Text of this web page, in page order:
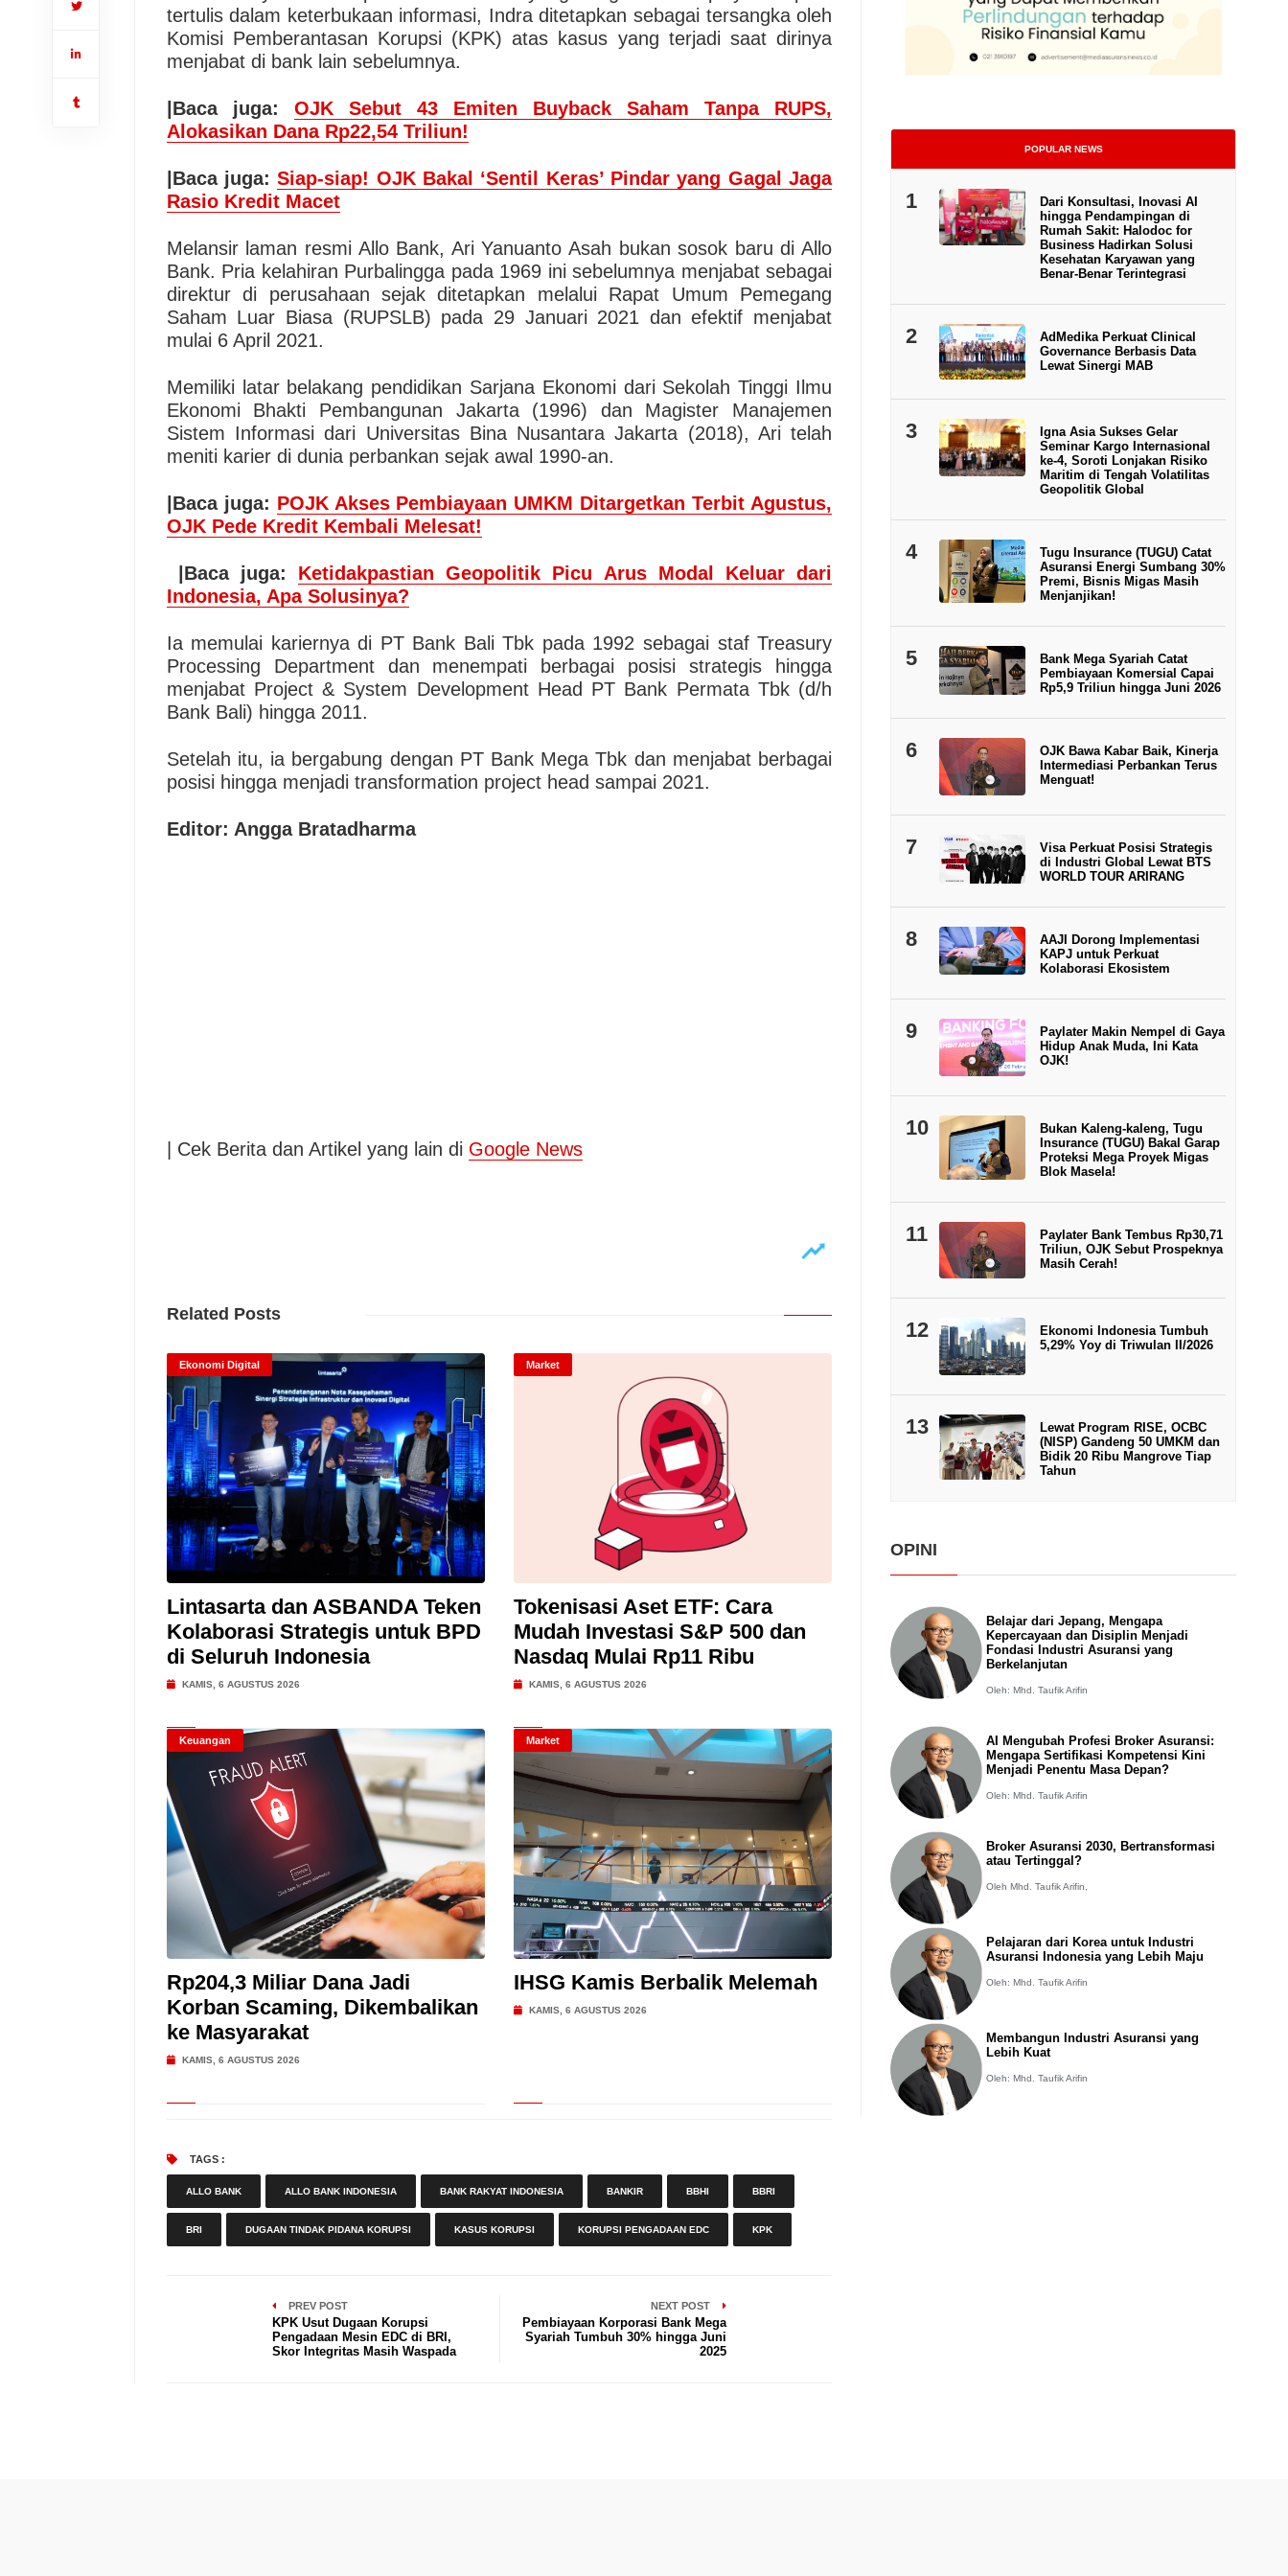
tertulis dalam keterbukaan informasi, Indra ditetapkan sebagai tersangka oleh
Komisi Pemberantasan Korupsi (KPK) atas kasus yang terjadi saat dirinya
menjabat di bank lain sebelumnya.
|Baca juga: OJK Sebut 43 Emiten Buyback Saham Tanpa RUPS,
Alokasikan Dana Rp22,54 Triliun!
|Baca juga:Siap-siap! OJK Bakal ‘Sentil Keras’ Pindar yang Gagal Jaga
Rasio Kredit Macet
Melansir laman resmi Allo Bank, Ari Yanuanto Asah bukan sosok baru di Allo
Bank. Pria kelahiran Purbalingga pada 1969 ini sebelumnya menjabat sebagai
direktur di perusahaan sejak ditetapkan melalui Rapat Umum Pemegang
Saham Luar Biasa (RUPSLB) pada 29 Januari 2021 dan efektif menjabat
mulai 6 April 2021.
Memiliki latar belakang pendidikan Sarjana Ekonomi dari Sekolah Tinggi Ilmu
Ekonomi Bhakti Pembangunan Jakarta (1996) dan Magister Manajemen
Sistem Informasi dari Universitas Bina Nusantara Jakarta (2018), Ari telah
meniti karier di dunia perbankan sejak awal 1990-an.
|Baca juga: POJK Akses Pembiayaan UMKM Ditargetkan Terbit Agustus,
OJK Pede Kredit Kembali Melesat!
|Baca juga: Ketidakpastian Geopolitik Picu Arus Modal Keluar dari
Indonesia, Apa Solusinya?
Ia memulai kariernya di PT Bank Bali Tbk pada 1992 sebagai staf Treasury
Processing Department dan menempati berbagai posisi strategis hingga
menjabat Project & System Development Head PT Bank Permata Tbk (d/h
Bank Bali) hingga 2011.
Setelah itu, ia bergabung dengan PT Bank Mega Tbk dan menjabat berbagai
posisi hingga menjadi transformation project head sampai 2021.
Editor: Angga Bratadharma
| Cek Berita dan Artikel yang lain di Google News
Related Posts
Ekonomi Digital
Lintasarta dan ASBANDA Teken
Kolaborasi Strategis untuk BPD
di Seluruh Indonesia
KAMIS, 6 AGUSTUS 2026
Market
Tokenisasi Aset ETF: Cara
Mudah Investasi S&P 500 dan
Nasdaq Mulai Rp11 Ribu
KAMIS, 6 AGUSTUS 2026
Keuangan
Rp204,3 Miliar Dana Jadi
Korban Scaming, Dikembalikan
ke Masyarakat
KAMIS, 6 AGUSTUS 2026
Market
IHSG Kamis Berbalik Melemah
KAMIS, 6 AGUSTUS 2026
TAGS :
ALLO BANK ALLO BANK INDONESIA BANK RAKYAT INDONESIA BANKIR BBHI BBRI
BRI DUGAAN TINDAK PIDANA KORUPSI KASUS KORUPSI KORUPSI PENGADAAN EDC KPK
PREV POST
KPK Usut Dugaan Korupsi
Pengadaan Mesin EDC di BRI,
Skor Integritas Masih Waspada
NEXT POST
Pembiayaan Korporasi Bank Mega
Syariah Tumbuh 30% hingga Juni
2025
POPULAR NEWS
1
Dari Konsultasi, Inovasi AI
hingga Pendampingan di
Rumah Sakit: Halodoc for
Business Hadirkan Solusi
Kesehatan Karyawan yang
Benar-Benar Terintegrasi
2
AdMedika Perkuat Clinical
Governance Berbasis Data
Lewat Sinergi MAB
3
Igna Asia Sukses Gelar
Seminar Kargo Internasional
ke-4, Soroti Lonjakan Risiko
Maritim di Tengah Volatilitas
Geopolitik Global
4
Tugu Insurance (TUGU) Catat
Asuransi Energi Sumbang 30%
Premi, Bisnis Migas Masih
Menjanjikan!
5
Bank Mega Syariah Catat
Pembiayaan Komersial Capai
Rp5,9 Triliun hingga Juni 2026
6
OJK Bawa Kabar Baik, Kinerja
Intermediasi Perbankan Terus
Menguat!
7
Visa Perkuat Posisi Strategis
di Industri Global Lewat BTS
WORLD TOUR ARIRANG
8
AAJI Dorong Implementasi
KAPJ untuk Perkuat
Kolaborasi Ekosistem
9
Paylater Makin Nempel di Gaya
Hidup Anak Muda, Ini Kata
OJK!
10
Bukan Kaleng-kaleng, Tugu
Insurance (TUGU) Bakal Garap
Proteksi Mega Proyek Migas
Blok Masela!
11
Paylater Bank Tembus Rp30,71
Triliun, OJK Sebut Prospeknya
Masih Cerah!
12
Ekonomi Indonesia Tumbuh
5,29% Yoy di Triwulan II/2026
13
Lewat Program RISE, OCBC
(NISP) Gandeng 50 UMKM dan
Bidik 20 Ribu Mangrove Tiap
Tahun
OPINI
Belajar dari Jepang, Mengapa
Kepercayaan dan Disiplin Menjadi
Fondasi Industri Asuransi yang
Berkelanjutan
Oleh: Mhd. Taufik Arifin
AI Mengubah Profesi Broker Asuransi:
Mengapa Sertifikasi Kompetensi Kini
Menjadi Penentu Masa Depan?
Oleh: Mhd. Taufik Arifin
Broker Asuransi 2030, Bertransformasi
atau Tertinggal?
Oleh Mhd. Taufik Arifin,
Pelajaran dari Korea untuk Industri
Asuransi Indonesia yang Lebih Maju
Oleh: Mhd. Taufik Arifin
Membangun Industri Asuransi yang
Lebih Kuat
Oleh: Mhd. Taufik Arifin